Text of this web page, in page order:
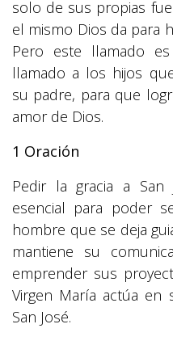
solo de sus propias
el mismo Dios da para
Pero este llamado
llamado a los hijos
su padre, para que
amor de Dios.
1 Oración
Pedir la gracia a
esencial para poder
hombre que se deja
mantiene su
emprender sus
Virgen María actúa en
San José.